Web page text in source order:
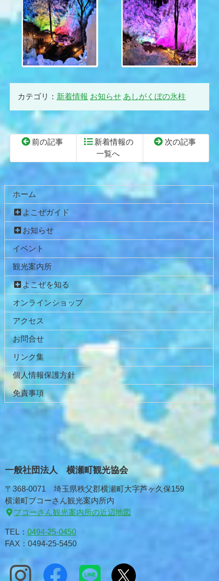
カテゴリ： 新着情報 お知らせ あしがくぼの氷柱
前の記事
新着情報の
一覧へ
次の記事
コ
ン
文
へ
戻
ペ
の
へ
ホーム
よこぜガイド
お知らせ
イベント
観光案内所
よこぜを知る
オンラインショップ
アクセス
お問合せ
リンク集
個人情報保護方針
免責事項
一般社団法人 横瀬町観光協会
〒368-0071 埼玉県秩父郡横瀬町大字芦ヶ久保159
横瀬町ブコーさん観光案内所内
ブコーさん観光案内所の近辺地図
TEL： 0494-25-0450
FAX：0494-25-5450